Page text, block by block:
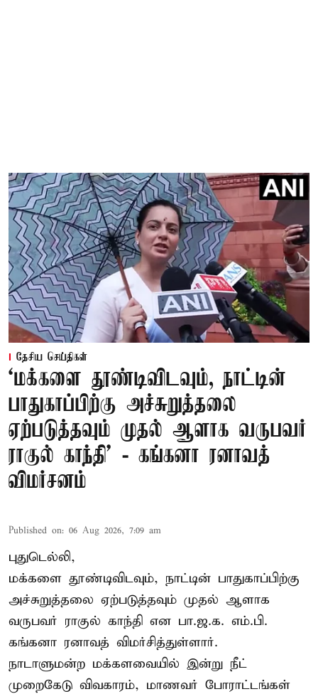
தேசிய செய்திகள்
‘மக்களை தூண்டிவிடவும், நாட்டின்
பாதுகாப்பிற்கு அச்சுறுத்தலை
ஏற்படுத்தவும் முதல் ஆளாக வருபவர்
ராகுல் காந்தி’ - கங்கனா ரனாவத்
விமர்சனம்
Published on: 06 Aug 2026, 7:09 am
புதுடெல்லி,
மக்களை தூண்டிவிடவும், நாட்டின் பாதுகாப்பிற்கு
அச்சுறுத்தலை ஏற்படுத்தவும் முதல் ஆளாக
வருபவர் ராகுல் காந்தி என பா.ஜ.க. எம்.பி.
கங்கனா ரனாவத் விமர்சித்துள்ளார்.
நாடாளுமன்ற மக்களவையில் இன்று நீட்
முறைகேடு விவகாரம், மாணவர் போராட்டங்கள்